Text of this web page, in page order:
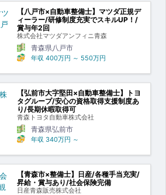
【八戸市×自動車整備士】マツダ正規デ
ィーラー/研修制度充実でスキルUP！/
賞与年2回
株式会社マツダアンフィニ青森
青森県八戸市
年収 400万円 ～ 550万円
【弘前市大字堅田×自動車整備士】トヨ
タグループ/安心の資格取得支援制度あ
り/長期休暇取得可
青森トヨタ自動車株式会社
青森県弘前市
年収 340万円 ～
【青森市×整備士】日産/各種手当充実/
昇給・賞与あり/社会保険完備
日産青森販売株式会社